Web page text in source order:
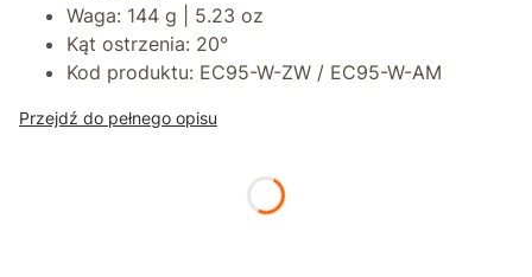
Waga: 144 g | 5.23 oz
Kąt ostrzenia: 20°
Kod produktu: EC95-W-ZW / EC95-W-AM
Przejdź do pełnego opisu